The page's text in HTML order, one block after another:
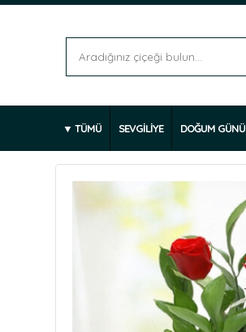
TÜMÜ SEVGİLİYE DOĞUM GÜNÜ